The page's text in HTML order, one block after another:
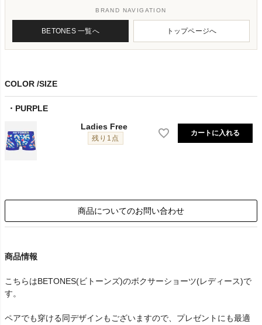
BRAND NAVIGATION
BETONES 一覧へ トップページへ
COLOR SIZE
PURPLE
Ladies Free
残り1点
カートに入れる
商品についてのお問い合わせ
商品情報
こちらはBETONES(ビトーンズ)のボクサーショーツ(レディース)で
す。
ペアでも穿ける同デザインもございますので、プレゼントにも最適